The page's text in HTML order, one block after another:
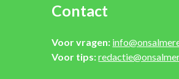
Contact
Voor vragen:
Voor tips: